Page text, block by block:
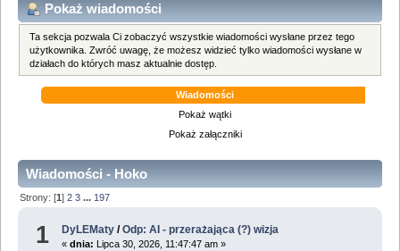
Pokaż wiadomości
Ta sekcja pozwala Ci zobaczyć wszystkie wiadomości wysłane przez tego
użytkownika. Zwróć uwagę, że możesz widzieć tylko wiadomości wysłane w
działach do których masz aktualnie dostęp.
Wiadomości
Pokaż wątki
Pokaż załączniki
Wiadomości - Hoko
Strony: [1]2 3 ... 197
1 DyLEMaty /Odp: AI - przerażająca (?) wizja
«dnia: Lipca 30, 2026, 11:47:47 am »